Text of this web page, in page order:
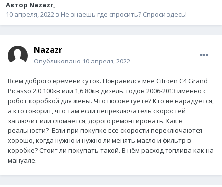
Автор Nazazr,
10 апреля, 2022 в Не знаешь где спросить? Спроси здесь!
Nazazr
Опубликовано 10 апреля, 2022
Всем доброго времени суток. Понравился мне Citroen C4 Grand
Picasso 2.0 100кв или 1,6 80кв дизель. годов 2006-2013 именно с
робот коробкой для жены. Что посоветуете? Кто не нарадуется,
а кто говорит, что там если пепреключатель скоростей
заглючит или сломается, дорого ремонтировать. Как в
реальности? Если при покупке все скорости переключаются
хорошо, когда нужно и нужно ли менять масло и фильтр в
коробке? Стоит ли покупать такой. В нём расход топлива как на
мануале.